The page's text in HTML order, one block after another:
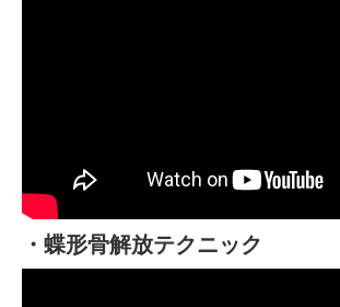
・蝶形骨解放テクニック